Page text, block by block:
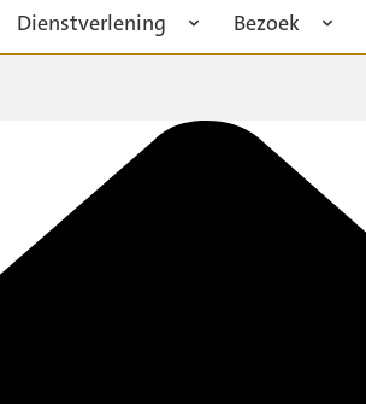
Dienstverlening Bezoek